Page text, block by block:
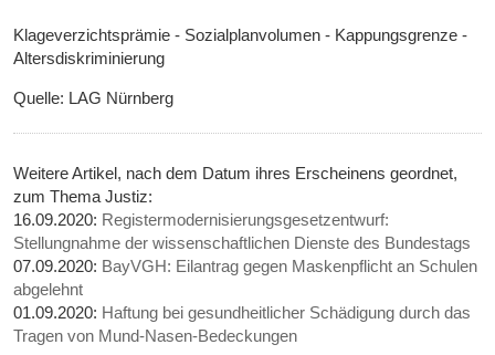
Klageverzichtsprämie - Sozialplanvolumen - Kappungsgrenze -
Altersdiskriminierung
Quelle: LAG Nürnberg
Weitere Artikel, nach dem Datum ihres Erscheinens geordnet,
zum Thema Justiz:
16.09.2020: Registermodernisierungsgesetzentwurf:
Stellungnahme der wissenschaftlichen Dienste des Bundestags
07.09.2020: BayVGH: Eilantrag gegen Maskenpflicht an Schulen
abgelehnt
01.09.2020: Haftung bei gesundheitlicher Schädigung durch das
Tragen von Mund-Nasen-Bedeckungen